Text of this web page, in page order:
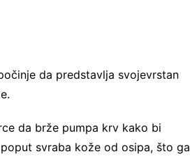
da predstavlja svojevrstan
da brže pumpa krv kako bi
svraba kože od osipa, što ga